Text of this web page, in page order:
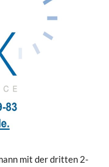
mit der dritten 2-